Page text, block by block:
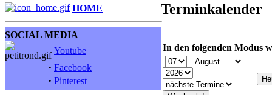
HOME
SOCIAL MEDIA
Youtube
· Facebook
· Pinterest
Terminkalender
In den folgenden Modus